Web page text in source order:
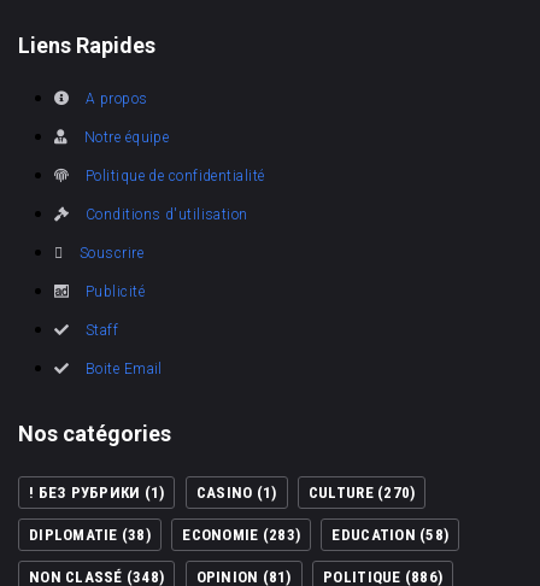
Liens Rapides
A propos
Notre équipe
Politique de confidentialité
Conditions d'utilisation
Souscrire
Publicité
Staff
Boite Email
Nos catégories
! БЕЗ РУБРИКИ (1) CASINO (1) CULTURE(270)
DIPLOMATIE (38) ECONOMIE (283) EDUCATION (58)
NON CLASSÉ (348) OPINION (81) POLITIQUE (886)